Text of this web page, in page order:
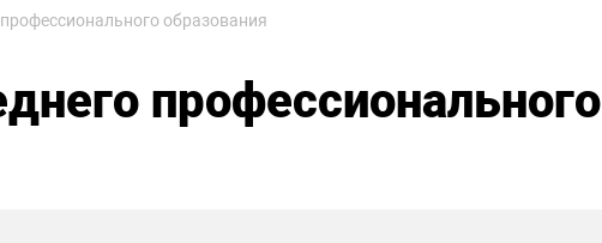
образования
профессионального